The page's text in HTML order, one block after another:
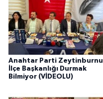
Anahtar Parti Zeytinburnu
İlçe Başkanlığı Durmak
Bilmiyor (VİDEOLU)